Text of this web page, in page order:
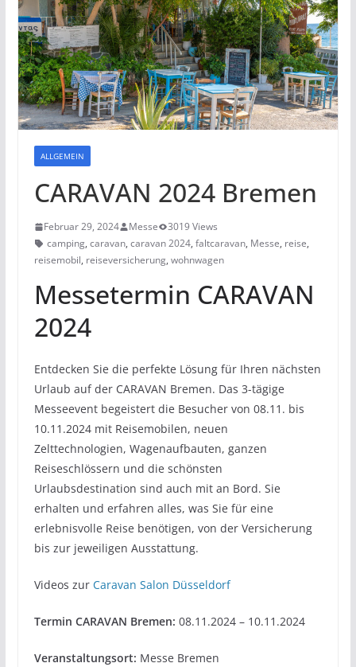
ALLGEMEIN
CARAVAN 2024 Bremen
Februar 29, 2024 Messe
3019 Views
camping, caravan, caravan 2024, faltcaravan, Messe, reise,
reisemobil, reiseversicherung, wohnwagen
Messetermin CARAVAN
2024
Entdecken Sie die perfekte Lösung für Ihren nächsten
Urlaub auf der CARAVAN Bremen. Das 3-tägige
Messeevent begeistert die Besucher von 08.11. bis
10.11.2024 mit Reisemobilen, neuen
Zelttechnologien, Wagenaufbauten, ganzen
Reiseschlössern und die schönsten
Urlaubsdestination sind auch mit an Bord. Sie
erhalten und erfahren alles, was Sie für eine
erlebnisvolle Reise benötigen, von der Versicherung
bis zur jeweiligen Ausstattung.
Videos zur Caravan Salon Düsseldorf
Termin CARAVAN Bremen: 08.11.2024 – 10.11.2024
Veranstaltungsort: Messe Bremen